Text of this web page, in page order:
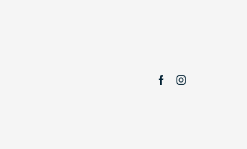
FacebookInstagram